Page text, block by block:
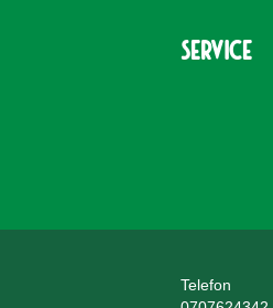
Service
Telefon